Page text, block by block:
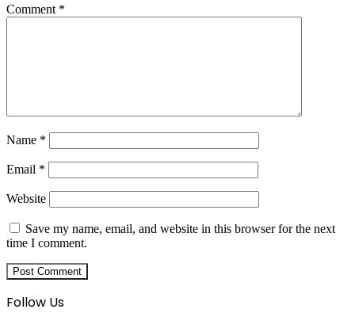
Comment *
Name *
Email *
Website
Save my name, email, and website in this browser for the next
time I comment.
Follow Us